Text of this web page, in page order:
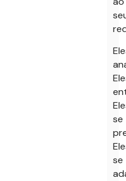
se
se